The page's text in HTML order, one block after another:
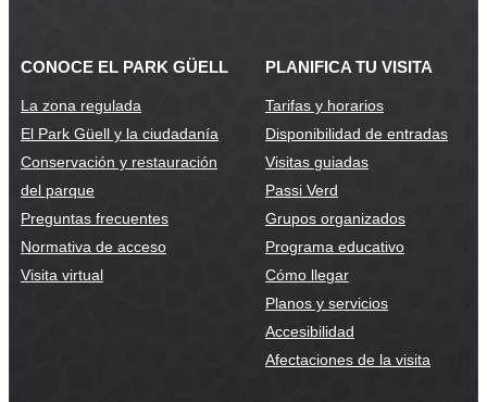
CONOCE EL PARK GÜELL
La zona regulada
El Park Güell y la ciudadanía
Conservación y restauración
del parque
Preguntas frecuentes
Normativa de acceso
Visita virtual
PLANIFICA TU VISITA
Tarifas y horarios
Disponibilidad de entradas
Visitas guiadas
Passi Verd
Grupos organizados
Programa educativo
Cómo llegar
Planos y servicios
Accesibilidad
Afectaciones de la visita